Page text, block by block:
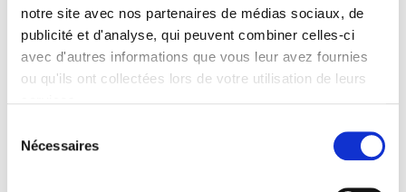
notre site avec nos partenaires de médias sociaux, de
publicité et d'analyse, qui peuvent combiner celles-ci
avec d'autres informations que vous leur avez fournies
ou qu'ils ont collectées lors de votre utilisation de leurs
Nécessaires